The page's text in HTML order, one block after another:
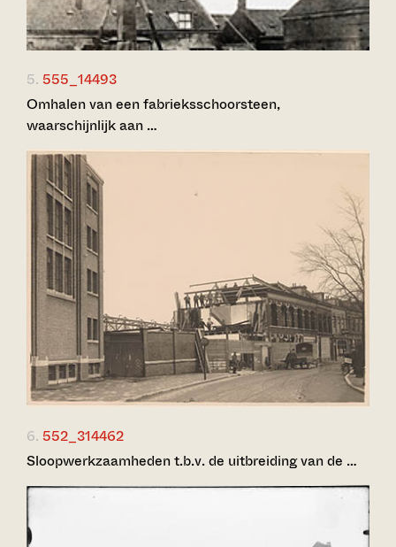
5. 555_14493
Omhalen van een fabrieksschoorsteen,
waarschijnlijk aan …
6. 552_314462
Sloopwerkzaamheden t.b.v. de uitbreiding van de …